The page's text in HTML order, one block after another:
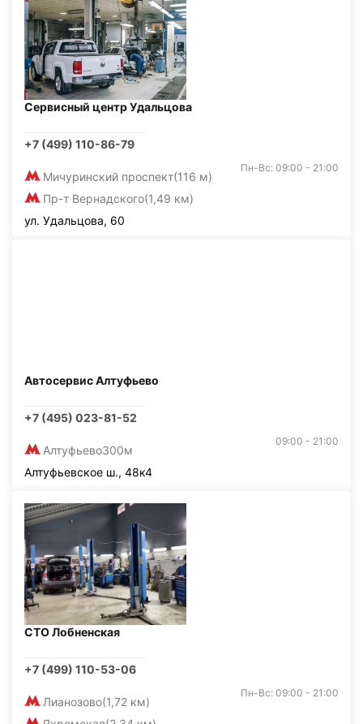
Сервисный центр Удальцова
+7 (499) 110-86-79
Мичуринский проспект(116 м)
Пр-т Вернадского(1,49 км)
Пн-Вс: 09:00 - 21:00
ул. Удальцова, 60
Автосервис Алтуфьево
+7 (495) 023-81-52
Алтуфьево300м
09:00 - 21:00
Алтуфьевское ш., 48к4
СТО Лобненская
+7 (499) 110-53-06
Лианозово(1,72 км)
Пн-Вс: 09:00 - 21:00